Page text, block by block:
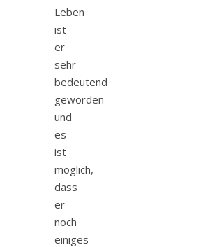
Leben
ist
er
sehr
bedeutend
geworden
und
es
ist
möglich,
dass
er
noch
einiges